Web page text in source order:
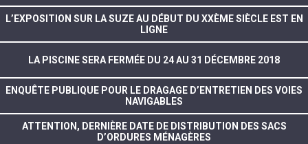
L’EXPOSITION SUR LA SUZE AU DÉBUT DU XXÈME SIÈCLE EST EN
LIGNE
LA PISCINE SERA FERMÉE DU 24 AU 31 DÉCEMBRE 2018
ENQUÊTE PUBLIQUE POUR LE DRAGAGE D’ENTRETIEN DES VOIES
NAVIGABLES
ATTENTION, DERNIÈRE DATE DE DISTRIBUTION DES SACS
D’ORDURES MÉNAGÈRES